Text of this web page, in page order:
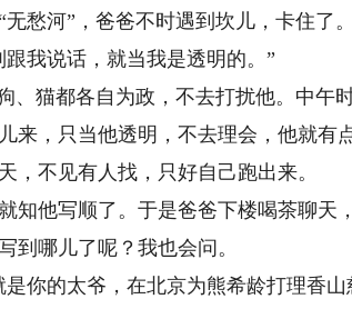
愁河”，爸爸不时遇到坎儿，卡住了
我说话，就当我是透明的。”
猫都各自为政，不去打扰他。中午
来，只当他透明，不去理会，他就有
，不见有人找，只好自己跑出来。
他写顺了。于是爸爸下楼喝茶聊天
到哪儿了呢？我也会问。
的太爷，在北京为熊希龄打理香山